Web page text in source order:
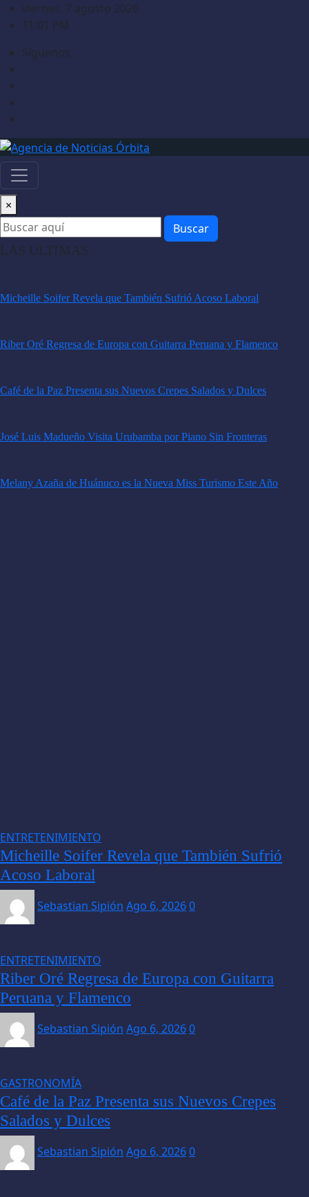
Saltarviernes, 7 agosto 2026
11:01 PM
Síguenos
×
Buscar
LAS ULTIMAS
Micheille Soifer Revela que También Sufrió Acoso Laboral
Riber Oré Regresa de Europa con Guitarra Peruana y Flamenco
Café de la Paz Presenta sus Nuevos Crepes Salados y Dulces
José Luis Madueño Visita Urubamba por Piano Sin Fronteras
Melany Azaña de Huánuco es la Nueva Miss Turismo Este Año
ENTRETENIMIENTO
Micheille Soifer Revela que También Sufrió
Acoso Laboral
Sebastian Sipión Ago 6, 20260
ENTRETENIMIENTO
Riber Oré Regresa de Europa con Guitarra
Peruana y Flamenco
Sebastian Sipión Ago 6, 20260
GASTRONOMÍA
Café de la Paz Presenta sus Nuevos Crepes
Salados y Dulces
Sebastian Sipión Ago 6, 20260